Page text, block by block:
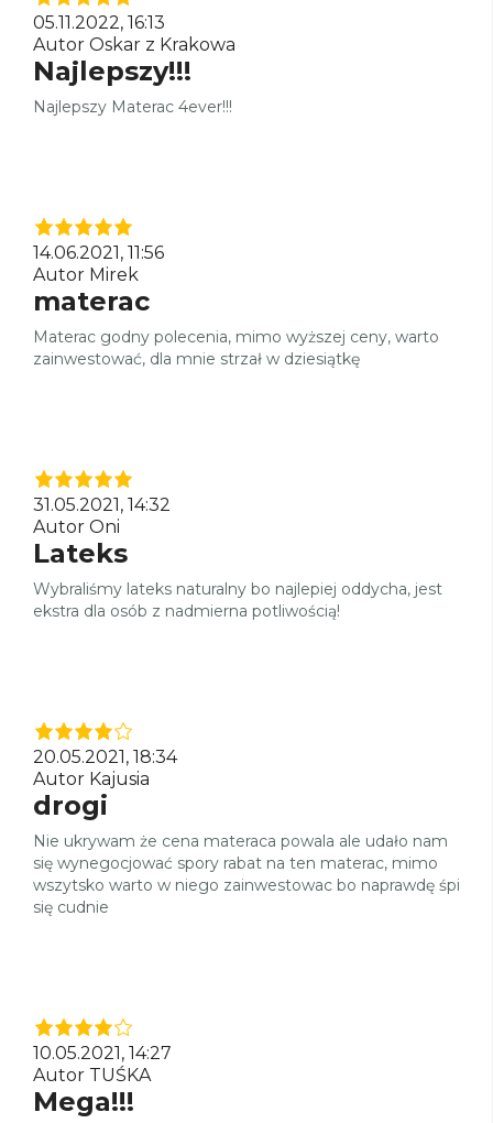
05.11.2022, 16:13
Autor Oskar z Krakowa
Najlepszy!!!
Najlepszy Materac 4ever!!!
14.06.2021, 11:56
Autor Mirek
materac
Materac godny polecenia, mimo wyższej ceny, warto
zainwestować, dla mnie strzał w dziesiątkę
31.05.2021, 14:32
Autor Oni
Lateks
Wybraliśmy lateks naturalny bo najlepiej oddycha, jest
ekstra dla osób z nadmierna potliwością!
20.05.2021, 18:34
Autor Kajusia
drogi
Nie ukrywam że cena materaca powala ale udało nam
się wynegocjować spory rabat na ten materac, mimo
wszytsko warto w niego zainwestowac bo naprawdę śpi
się cudnie
10.05.2021, 14:27
Autor TUŚKA
Mega!!!